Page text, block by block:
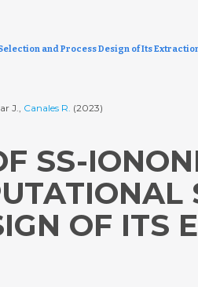
and Process Design of Its
J., Canales R. (2023)
SS-
OF ITS